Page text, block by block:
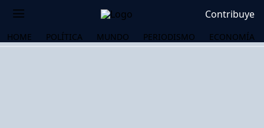
Contribuye
HOME POLÍTICA MUNDO PERIODISMO ECONOMÍA